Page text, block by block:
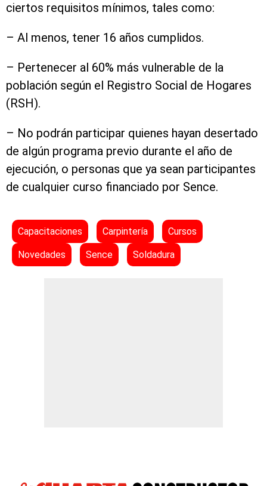
ciertos requisitos mínimos, tales como:
– Al menos, tener 16 años cumplidos.
– Pertenecer al 60% más vulnerable de la
población según el Registro Social de Hogares
(RSH).
– No podrán participar quienes hayan desertado
de algún programa previo durante el año de
ejecución, o personas que ya sean participantes
de cualquier curso financiado por Sence.
Capacitaciones Carpintería Cursos
Novedades Sence Soldadura